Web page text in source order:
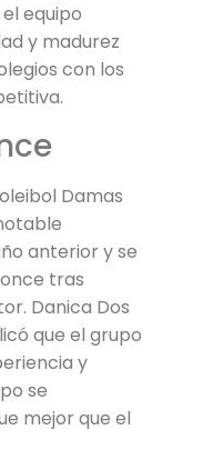
equipo
y madurez
con los
Damas
anterior y se
tras
Danica Dos
que el grupo
y
se
mejor que el